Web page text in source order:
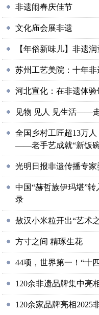
非遗闹春庆佳节
文化庙会展非遗
【年俗新味儿】非遗
苏州工艺美院：十年
河北宣化：在非遗体
见物 见人 见生活——
全国乡村工匠超13万
——老手艺成就“新饭
光明日报非遗传播专
中国“赫哲族伊玛堪”
录
敖汉小米粒开出“艺术
方寸之间 精琢生花
44项，世界第一！“十
120余非遗品牌集中亮
120余家品牌亮相2025